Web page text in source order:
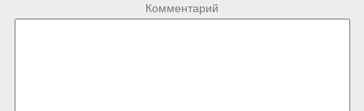
Комментарий